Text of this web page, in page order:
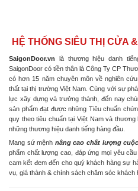
HỆ THỐNG SIÊU THỊ CỬA
SaigonDoor.vn là thương hiệu danh
SaigonDoor có tiền thân là Công Ty CP
có hơn 15 năm chuyên môn về nghiên
thất tại thị trường Việt Nam. Cùng với sự
lực xây dựng và trưởng thành, đến nay
sản phẩm đạt được những Tiêu chuẩn
quy theo tiêu chuẩn tại Việt Nam và thương
những thương hiệu danh tiếng hàng đầu.
Mang sứ mệnh nâng cao chất lượng
phẩm chất lượng cao, đáp ứng mọi yêu
cam kết đem đến cho quý khách hàng sự
vụ, giá thành & chính sách chăm sóc khách